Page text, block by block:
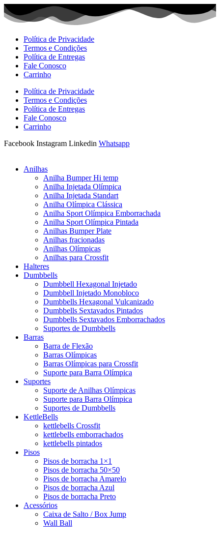
Ir
para
Política de Privacidade
Termos e Condições
Política de Entregas
Fale Conosco
Carrinho
Política de Privacidade
Termos e Condições
Política de Entregas
Fale Conosco
Carrinho
Facebook Instagram Linkedin Whatsapp
Anilhas
Anilha Bumper Hi temp
Anilha Injetada Olímpica
Anilha Injetada Standart
Anilha Olímpica Clássica
Anilha Sport Olímpica Emborrachada
Anilha Sport Olímpica Pintada
Anilhas Bumper Plate
Anilhas fracionadas
Anilhas Olímpicas
Anilhas para Crossfit
Halteres
Dumbbells
Dumbbell Hexagonal Injetado
Dumbbell Injetado Monobloco
Dumbbells Hexagonal Vulcanizado
Dumbbells Sextavados Pintados
Dumbbells Sextavados Emborrachados
Suportes de Dumbbells
Barras
Barra de Flexão
Barras Olímpicas
Barras Olímpicas para Crossfit
Suporte para Barra Olímpica
Suportes
Suporte de Anilhas Olímpicas
Suporte para Barra Olímpica
Suportes de Dumbbells
KettleBells
kettlebells Crossfit
kettlebells emborrachados
kettlebells pintados
Pisos
Pisos de borracha 1×1
Pisos de borracha 50×50
Pisos de borracha Amarelo
Pisos de borracha Azul
Pisos de borracha Preto
Acessórios
Caixa de Salto / Box Jump
Wall Ball